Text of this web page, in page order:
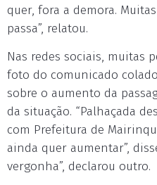
quer, fora a demora.
passa”, relatou.
Nas redes sociais, muitas
foto do comunicado
sobre o aumento da
da situação. “Palhaçada
com Prefeitura de
ainda quer aumentar”,
vergonha”, declarou outro.